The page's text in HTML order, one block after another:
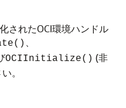
されたOCI環境ハンドル
OCIInitialize() (非
。